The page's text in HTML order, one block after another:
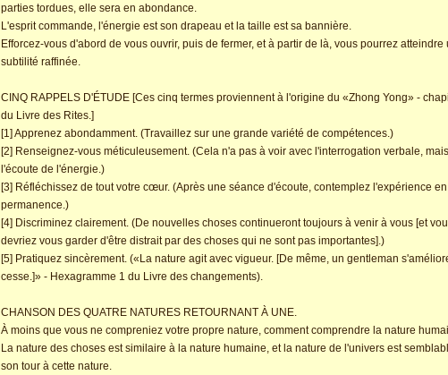
parties tordues, elle sera en abondance.
L'esprit commande, l'énergie est son drapeau et la taille est sa bannière.
Efforcez-vous d'abord de vous ouvrir, puis de fermer, et à partir de là, vous pourrez atteindre
subtilité raffinée.
CINQ RAPPELS D'ÉTUDE [Ces cinq termes proviennent à l'origine du «Zhong Yong» -
du Livre des Rites.]
[1] Apprenez abondamment. (Travaillez sur une grande variété de compétences.)
[2] Renseignez-vous méticuleusement. (Cela n'a pas à voir avec l'interrogation verbale,
l'écoute de l'énergie.)
[3] Réfléchissez de tout votre cœur. (Après une séance d'écoute, contemplez l'expérience en
permanence.)
[4] Discriminez clairement. (De nouvelles choses continueront toujours à venir à vous [et
devriez vous garder d'être distrait par des choses qui ne sont pas importantes].)
[5] Pratiquez sincèrement. («La nature agit avec vigueur. [De même, un gentleman
cesse.]» - Hexagramme 1 du Livre des changements).
CHANSON DES QUATRE NATURES RETOURNANT À UNE.
À moins que vous ne compreniez votre propre nature, comment comprendre la nature
La nature des choses est similaire à la nature humaine, et la nature de l'univers est
son tour à cette nature.